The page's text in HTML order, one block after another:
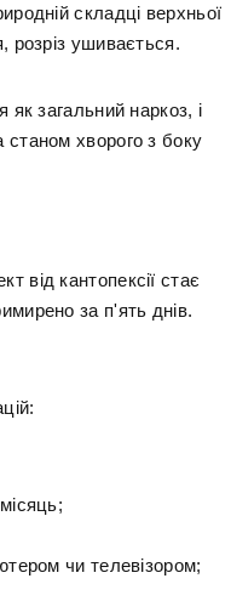
складці верхньої
розріз ушивається.
як загальний наркоз, і
станом хворого з боку
від кантопексії стає
за п'ять днів.
чи телевізором;